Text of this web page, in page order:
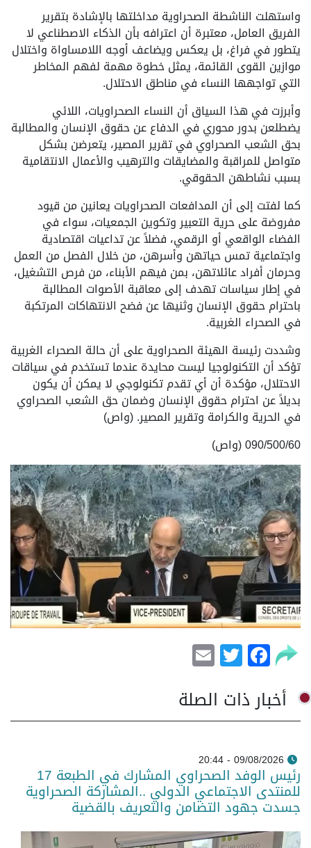
واستهلت الناشطة الصحراوية مداخلتها بالإشادة بتقرير
الفريق العامل، معتبرة أن اعترافه بأن الذكاء الاصطناعي لا
يتطور في فراغ، بل يعكس ويضاعف أوجه اللامساواة واختلال
موازين القوى القائمة، يمثل خطوة مهمة لفهم المخاطر
التي تواجهها النساء في مناطق الاحتلال.
وأبرزت في هذا السياق أن النساء الصحراويات، اللائي
يضطلعن بدور محوري في الدفاع عن حقوق الإنسان والمطالبة
بحق الشعب الصحراوي في تقرير المصير، يتعرضن بشكل
متواصل للمراقبة والمضايقات والترهيب والأعمال الانتقامية
بسبب نشاطهن الحقوقي.
كما لفتت إلى أن المدافعات الصحراويات يعانين من قيود
مفروضة على حرية التعبير وتكوين الجمعيات، سواء في
الفضاء الواقعي أو الرقمي، فضلاً عن تداعيات اقتصادية
واجتماعية تمس حياتهن وأسرهن، من خلال الفصل من العمل
وحرمان أفراد عائلاتهن، بمن فيهم الأبناء، من فرص التشغيل،
في إطار سياسات تهدف إلى معاقبة الأصوات المطالبة
باحترام حقوق الإنسان وثنيها عن فضح الانتهاكات المرتكبة
في الصحراء الغربية.
وشددت رئيسة الهيئة الصحراوية على أن حالة الصحراء الغربية
تؤكد أن التكنولوجيا ليست محايدة عندما تستخدم في سياقات
الاحتلال، مؤكدة أن أي تقدم تكنولوجي لا يمكن أن يكون
بديلاً عن احترام حقوق الإنسان وضمان حق الشعب الصحراوي
في الحرية والكرامة وتقرير المصير. (واص)
090/500/60 (واص)
Facebook
Twitter
أخبار ذات الصلة
09/08/2026 - 20:44
رئيس الوفد الصحراوي المشارك في الطبعة 17
للمنتدى الاجتماعي الدولي ..المشاركة الصحراوية
جسدت جهود التضامن والتعريف بالقضية